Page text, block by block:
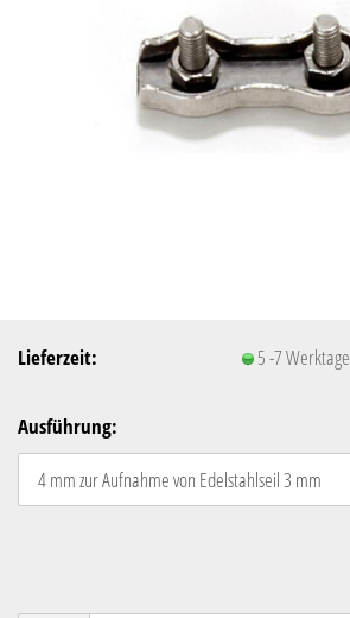
Lieferzeit: 5 -7 Werktage
Ausführung: